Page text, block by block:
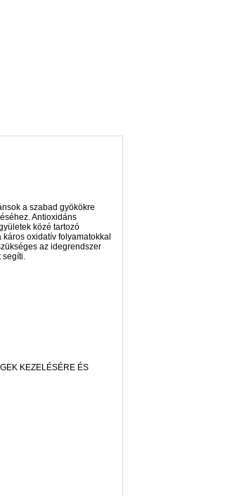
a szabad gyökökre
Antioxidáns
közé tartozó
oxidatív folyamatokkal
az idegrendszer
segíti.
KEZELÉSÉRE ÉS